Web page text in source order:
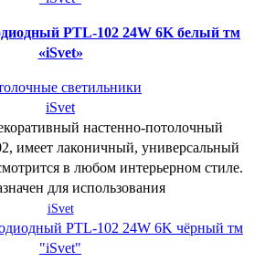
PTL-102 24W 6K белый тм
«iSvet»
светильники
iSvet
настенно-потолочный
имеет лаконичный, универсальный
в любом интерьерном стиле.
для использования
iSvet